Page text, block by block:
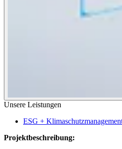
Unsere Leistungen
ESG +
Projektbeschreibung: